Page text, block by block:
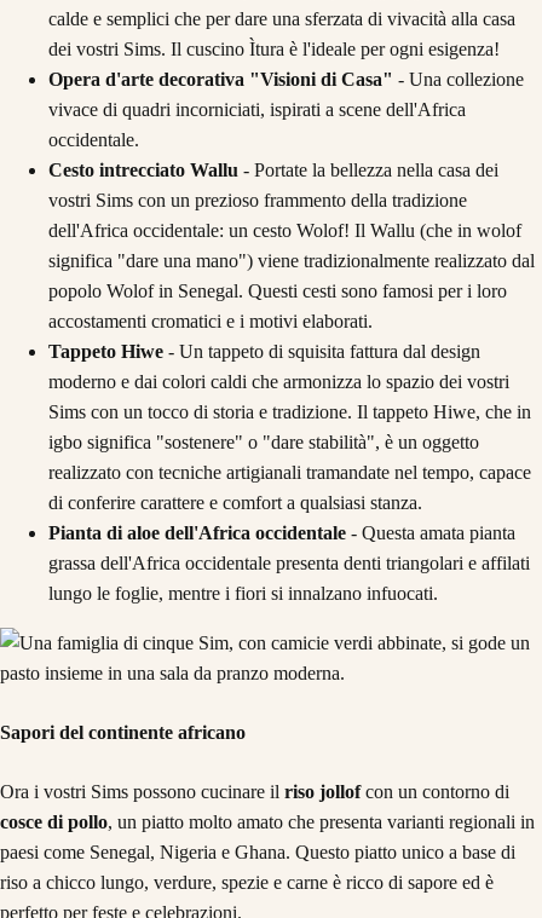
calde e semplici che per dare una sferzata di vivacità alla casa
dei vostri Sims. Il cuscino Ìtura è l'ideale per ogni esigenza!
Opera d'arte decorativa "Visioni di Casa" - Una collezione
vivace di quadri incorniciati, ispirati a scene dell'Africa
occidentale.
Cesto intrecciato Wallu - Portate la bellezza nella casa dei
vostri Sims con un prezioso frammento della tradizione
dell'Africa occidentale: un cesto Wolof! Il Wallu (che in wolof
significa "dare una mano") viene tradizionalmente realizzato dal
popolo Wolof in Senegal. Questi cesti sono famosi per i loro
accostamenti cromatici e i motivi elaborati.
Tappeto Hiwe - Un tappeto di squisita fattura dal design
moderno e dai colori caldi che armonizza lo spazio dei vostri
Sims con un tocco di storia e tradizione. Il tappeto Hiwe, che in
igbo significa "sostenere" o "dare stabilità", è un oggetto
realizzato con tecniche artigianali tramandate nel tempo, capace
di conferire carattere e comfort a qualsiasi stanza.
Pianta di aloe dell'Africa occidentale - Questa amata pianta
grassa dell'Africa occidentale presenta denti triangolari e affilati
lungo le foglie, mentre i fiori si innalzano infuocati.
Sapori del continente africano
Ora i vostri Sims possono cucinare il riso jollofcon un contorno di
cosce di pollo, un piatto molto amato che presenta varianti regionali in
paesi come Senegal, Nigeria e Ghana. Questo piatto unico a base di
riso a chicco lungo, verdure, spezie e carne è ricco di sapore ed è
perfetto per feste e celebrazioni.